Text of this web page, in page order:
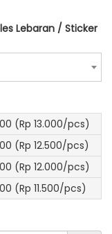
Lebaran / Sticker
(Rp 13.000/pcs)
(Rp 12.500/pcs)
(Rp 12.000/pcs)
(Rp 11.500/pcs)